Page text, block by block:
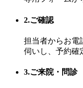
2.ご確認
担当者からお電
伺いし、予約確
3.ご来院・問診